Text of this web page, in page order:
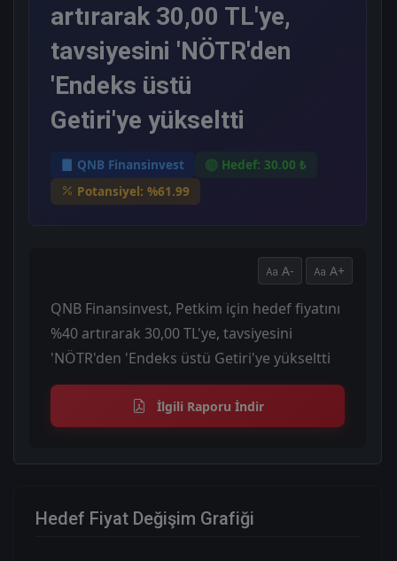
artırarak 30,00 TL'ye,
tavsiyesini 'NÖTR'den
'Endeks üstü
Getiri'ye yükseltti
QNB Finansinvest
Hedef: 30.00 ₺
Potansiyel: %61.99
A- A+
QNB Finansinvest, Petkim için hedef fiyatını
%40 artırarak 30,00 TL'ye, tavsiyesini
'NÖTR'den 'Endeks üstü Getiri'ye yükseltti
İlgili Raporu İndir
Hedef Fiyat Değişim Grafiği